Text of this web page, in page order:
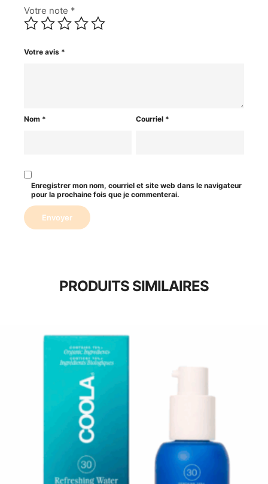
Votre note *
Votre avis *
Nom * Courriel *
Enregistrer mon nom, courriel et site web dans le navigateur
pour la prochaine fois que je commenterai.
PRODUITS SIMILAIRES